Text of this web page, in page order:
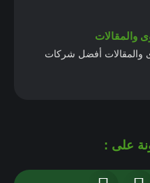
أفضل شركات
: